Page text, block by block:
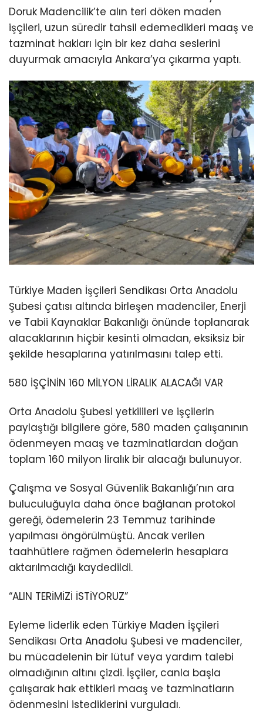
Doruk Madencilik’te alın teri döken maden
işçileri, uzun süredir tahsil edemedikleri maaş ve
tazminat hakları için bir kez daha seslerini
duyurmak amacıyla Ankara’ya çıkarma yaptı.
Türkiye Maden İşçileri Sendikası Orta Anadolu
Şubesi çatısı altında birleşen madenciler, Enerji
ve Tabii Kaynaklar Bakanlığı önünde toplanarak
alacaklarının hiçbir kesinti olmadan, eksiksiz bir
şekilde hesaplarına yatırılmasını talep etti.
580 İŞÇİNİN 160 MİLYON LİRALIK ALACAĞI VAR
Orta Anadolu Şubesi yetkilileri ve işçilerin
paylaştığı bilgilere göre, 580 maden çalışanının
ödenmeyen maaş ve tazminatlardan doğan
toplam 160 milyon liralık bir alacağı bulunuyor.
Çalışma ve Sosyal Güvenlik Bakanlığı’nın ara
buluculuğuyla daha önce bağlanan protokol
gereği, ödemelerin 23 Temmuz tarihinde
yapılması öngörülmüştü. Ancak verilen
taahhütlere rağmen ödemelerin hesaplara
aktarılmadığı kaydedildi.
“ALIN TERİMİZİ İSTİYORUZ”
Eyleme liderlik eden Türkiye Maden İşçileri
Sendikası Orta Anadolu Şubesi ve madenciler,
bu mücadelenin bir lütuf veya yardım talebi
olmadığının altını çizdi. İşçiler, canla başla
çalışarak hak ettikleri maaş ve tazminatların
ödenmesini istediklerini vurguladı.